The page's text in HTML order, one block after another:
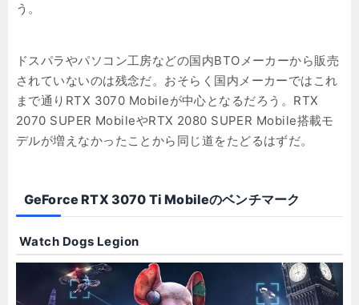
う。
ドスパラやパソコン工房などの国内BTOメーカーから販売
されていないのは残念だ。おそらく国内メーカーではこれ
まで通りRTX 3070 Mobileが中心となるだろう。RTX
2070 SUPER MobileやRTX 2080 SUPER Mobile搭載モ
デルが増えなかったことから同じ道をたどるはずだ。
GeForce RTX 3070 Ti Mobileのベンチマーク
Watch Dogs Legion